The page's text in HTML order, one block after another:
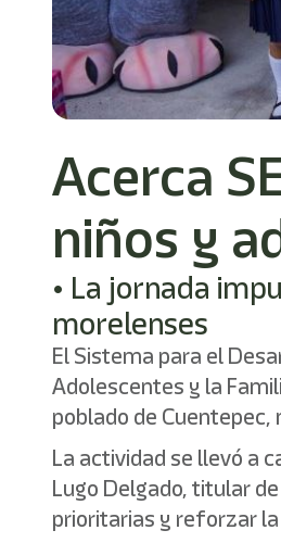
Acerca
niños y
• La jornada
morelenses
El Sistema para el
Adolescentes y la
poblado de
La actividad se llevó a
Lugo Delgado, titular
prioritarias y reforzar